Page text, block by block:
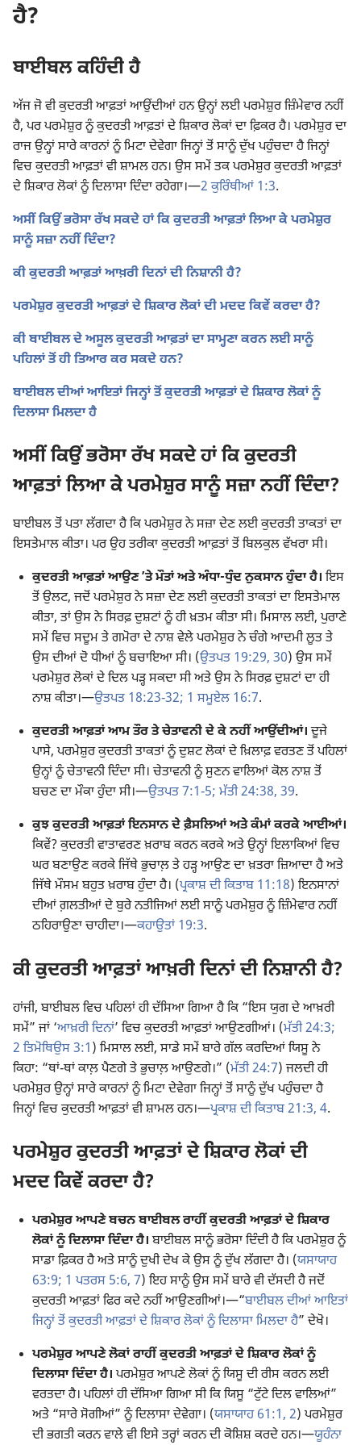
ਹੈ?
ਬਾਈਬਲ ਕਹਿੰਦੀ ਹੈ
ਅੱਜ ਜੋ ਵੀ ਕੁਦਰਤੀ ਆਫ਼ਤਾਂ ਆਉਂਦੀਆਂ ਹਨ ਉਨ੍ਹਾਂ ਲਈ ਪਰਮੇਸ਼ੁਰ ਜ਼ਿੰਮੇਵਾਰ ਨਹੀਂ
ਹੈ, ਪਰ ਪਰਮੇਸ਼ੁਰ ਨੂੰ ਕੁਦਰਤੀ ਆਫ਼ਤਾਂ ਦੇ ਸ਼ਿਕਾਰ ਲੋਕਾਂ ਦਾ ਫ਼ਿਕਰ ਹੈ। ਪਰਮੇਸ਼ੁਰ ਦਾ
ਰਾਜ ਉਨ੍ਹਾਂ ਸਾਰੇ ਕਾਰਨਾਂ ਨੂੰ ਮਿਟਾ ਦੇਵੇਗਾ ਜਿਨ੍ਹਾਂ ਤੋਂ ਸਾਨੂੰ ਦੁੱਖ ਪਹੁੰਚਦਾ ਹੈ ਜਿਨ੍ਹਾਂ
ਵਿਚ ਕੁਦਰਤੀ ਆਫ਼ਤਾਂ ਵੀ ਸ਼ਾਮਲ ਹਨ। ਉਸ ਸਮੇਂ ਤਕ ਪਰਮੇਸ਼ੁਰ ਕੁਦਰਤੀ ਆਫ਼ਤਾਂ
ਦੇ ਸ਼ਿਕਾਰ ਲੋਕਾਂ ਨੂੰ ਦਿਲਾਸਾ ਦਿੰਦਾ ਰਹੇਗਾ।—2 ਕੁਰਿੰਥੀਆਂ 1:3.
ਅਸੀਂ ਕਿਉਂ ਭਰੋਸਾ ਰੱਖ ਸਕਦੇ ਹਾਂ ਕਿ ਕੁਦਰਤੀ ਆਫ਼ਤਾਂ ਲਿਆ ਕੇ ਪਰਮੇਸ਼ੁਰ
ਸਾਨੂੰ ਸਜ਼ਾ ਨਹੀਂ ਦਿੰਦਾ?
ਕੀ ਕੁਦਰਤੀ ਆਫ਼ਤਾਂ ਆਖ਼ਰੀ ਦਿਨਾਂ ਦੀ ਨਿਸ਼ਾਨੀ ਹੈ?
ਪਰਮੇਸ਼ੁਰ ਕੁਦਰਤੀ ਆਫ਼ਤਾਂ ਦੇ ਸ਼ਿਕਾਰ ਲੋਕਾਂ ਦੀ ਮਦਦ ਕਿਵੇਂ ਕਰਦਾ ਹੈ?
ਕੀ ਬਾਈਬਲ ਦੇ ਅਸੂਲ ਕੁਦਰਤੀ ਆਫ਼ਤਾਂ ਦਾ ਸਾਮ੍ਹਣਾ ਕਰਨ ਲਈ ਸਾਨੂੰ
ਪਹਿਲਾਂ ਤੋਂ ਹੀ ਤਿਆਰ ਕਰ ਸਕਦੇ ਹਨ?
ਬਾਈਬਲ ਦੀਆਂ ਆਇਤਾਂ ਜਿਨ੍ਹਾਂ ਤੋਂ ਕੁਦਰਤੀ ਆਫ਼ਤਾਂ ਦੇ ਸ਼ਿਕਾਰ ਲੋਕਾਂ ਨੂੰ
ਦਿਲਾਸਾ ਮਿਲਦਾ ਹੈ
ਅਸੀਂ ਕਿਉਂ ਭਰੋਸਾ ਰੱਖ ਸਕਦੇ ਹਾਂ ਕਿ ਕੁਦਰਤੀ
ਆਫ਼ਤਾਂ ਲਿਆ ਕੇ ਪਰਮੇਸ਼ੁਰ ਸਾਨੂੰ ਸਜ਼ਾ ਨਹੀਂ ਦਿੰਦਾ?
ਬਾਈਬਲ ਤੋਂ ਪਤਾ ਲੱਗਦਾ ਹੈ ਕਿ ਪਰਮੇਸ਼ੁਰ ਨੇ ਸਜ਼ਾ ਦੇਣ ਲਈ ਕੁਦਰਤੀ ਤਾਕਤਾਂ ਦਾ
ਇਸਤੇਮਾਲ ਕੀਤਾ। ਪਰ ਉਹ ਤਰੀਕਾ ਕੁਦਰਤੀ ਆਫ਼ਤਾਂ ਤੋਂ ਬਿਲਕੁਲ ਵੱਖਰਾ ਸੀ।
ਕੁਦਰਤੀ ਆਫ਼ਤਾਂ ਆਉਣ ʼਤੇ ਮੌਤਾਂ ਅਤੇ ਅੰਧਾ-ਧੁੰਦ ਨੁਕਸਾਨ ਹੁੰਦਾ ਹੈ।ਇਸ
ਤੋਂ ਉਲਟ, ਜਦੋਂ ਪਰਮੇਸ਼ੁਰ ਨੇ ਸਜ਼ਾ ਦੇਣ ਲਈ ਕੁਦਰਤੀ ਤਾਕਤਾਂ ਦਾ ਇਸਤੇਮਾਲ
ਕੀਤਾ, ਤਾਂ ਉਸ ਨੇ ਸਿਰਫ਼ ਦੁਸ਼ਟਾਂ ਨੂੰ ਹੀ ਖ਼ਤਮ ਕੀਤਾ ਸੀ। ਮਿਸਾਲ ਲਈ, ਪੁਰਾਣੇ
ਸਮੇਂ ਵਿਚ ਸਦੂਮ ਤੇ ਗਮੋਰਾ ਦੇ ਨਾਸ਼ ਵੇਲੇ ਪਰਮੇਸ਼ੁਰ ਨੇ ਚੰਗੇ ਆਦਮੀ ਲੂਤ ਤੇ
ਉਸ ਦੀਆਂ ਦੋ ਧੀਆਂ ਨੂੰ ਬਚਾਇਆ ਸੀ। (ਉਤਪਤ 19:29, 30) ਉਸ ਸਮੇਂ
ਪਰਮੇਸ਼ੁਰ ਲੋਕਾਂ ਦੇ ਦਿਲ ਪੜ੍ਹ ਸਕਦਾ ਸੀ ਅਤੇ ਉਸ ਨੇ ਸਿਰਫ਼ ਦੁਸ਼ਟਾਂ ਦਾ ਹੀ
ਨਾਸ਼ ਕੀਤਾ।—ਉਤਪਤ 18:23-32; 1 ਸਮੂਏਲ 16:7.
ਕੁਦਰਤੀ ਆਫ਼ਤਾਂ ਆਮ ਤੌਰ ਤੇ ਚੇਤਾਵਨੀ ਦੇ ਕੇ ਨਹੀਂ ਆਉਂਦੀਆਂ।ਦੂਜੇ
ਪਾਸੇ, ਪਰਮੇਸ਼ੁਰ ਕੁਦਰਤੀ ਤਾਕਤਾਂ ਨੂੰ ਦੁਸ਼ਟ ਲੋਕਾਂ ਦੇ ਖ਼ਿਲਾਫ਼ ਵਰਤਣ ਤੋਂ ਪਹਿਲਾਂ
ਉਨ੍ਹਾਂ ਨੂੰ ਚੇਤਾਵਨੀ ਦਿੰਦਾ ਸੀ। ਚੇਤਾਵਨੀ ਨੂੰ ਸੁਣਨ ਵਾਲਿਆਂ ਕੋਲ ਨਾਸ਼ ਤੋਂ
ਬਚਣ ਦਾ ਮੌਕਾ ਹੁੰਦਾ ਸੀ।—ਉਤਪਤ 7:1-5; ਮੱਤੀ 24:38, 39.
ਕੁਝ ਕੁਦਰਤੀ ਆਫ਼ਤਾਂ ਇਨਸਾਨ ਦੇ ਫ਼ੈਸਲਿਆਂ ਅਤੇ ਕੰਮਾਂ ਕਰਕੇ ਆਈਆਂ।
ਕਿਵੇਂ? ਕੁਦਰਤੀ ਵਾਤਾਵਰਣ ਖ਼ਰਾਬ ਕਰਨ ਕਰਕੇ ਅਤੇ ਉਨ੍ਹਾਂ ਇਲਾਕਿਆਂ ਵਿਚ
ਘਰ ਬਣਾਉਣ ਕਰਕੇ ਜਿੱਥੇ ਭੁਚਾਲ਼ ਤੇ ਹੜ੍ਹ ਆਉਣ ਦਾ ਖ਼ਤਰਾ ਜ਼ਿਆਦਾ ਹੈ ਅਤੇ
ਜਿੱਥੇ ਮੌਸਮ ਬਹੁਤ ਖ਼ਰਾਬ ਹੁੰਦਾ ਹੈ। (ਪ੍ਰਕਾਸ਼ ਦੀ ਕਿਤਾਬ 11:18) ਇਨਸਾਨਾਂ
ਦੀਆਂ ਗ਼ਲਤੀਆਂ ਦੇ ਬੁਰੇ ਨਤੀਜਿਆਂ ਲਈ ਸਾਨੂੰ ਪਰਮੇਸ਼ੁਰ ਨੂੰ ਜ਼ਿੰਮੇਵਾਰ ਨਹੀਂ
ਠਹਿਰਾਉਣਾ ਚਾਹੀਦਾ।—ਕਹਾਉਤਾਂ 19:3.
ਕੀ ਕੁਦਰਤੀ ਆਫ਼ਤਾਂ ਆਖ਼ਰੀ ਦਿਨਾਂ ਦੀ ਨਿਸ਼ਾਨੀ ਹੈ?
ਹਾਂਜੀ, ਬਾਈਬਲ ਵਿਚ ਪਹਿਲਾਂ ਹੀ ਦੱਸਿਆ ਗਿਆ ਹੈ ਕਿ “ਇਸ ਯੁਗ ਦੇ ਆਖ਼ਰੀ
ਸਮੇਂ” ਜਾਂ ‘ਆਖ਼ਰੀ ਦਿਨਾਂ’ ਵਿਚ ਕੁਦਰਤੀ ਆਫ਼ਤਾਂ ਆਉਣਗੀਆਂ। (ਮੱਤੀ 24:3;
2 ਤਿਮੋਥਿਉਸ 3:1) ਮਿਸਾਲ ਲਈ, ਸਾਡੇ ਸਮੇਂ ਬਾਰੇ ਗੱਲ ਕਰਦਿਆਂ ਯਿਸੂ ਨੇ
ਕਿਹਾ: “ਥਾਂ-ਥਾਂ ਕਾਲ਼ ਪੈਣਗੇ ਤੇ ਭੁਚਾਲ਼ ਆਉਣਗੇ।” (ਮੱਤੀ 24:7) ਜਲਦੀ ਹੀ
ਪਰਮੇਸ਼ੁਰ ਉਨ੍ਹਾਂ ਸਾਰੇ ਕਾਰਨਾਂ ਨੂੰ ਮਿਟਾ ਦੇਵੇਗਾ ਜਿਨ੍ਹਾਂ ਤੋਂ ਸਾਨੂੰ ਦੁੱਖ ਪਹੁੰਚਦਾ ਹੈ
ਜਿਨ੍ਹਾਂ ਵਿਚ ਕੁਦਰਤੀ ਆਫ਼ਤਾਂ ਵੀ ਸ਼ਾਮਲ ਹਨ।—ਪ੍ਰਕਾਸ਼ ਦੀ ਕਿਤਾਬ 21:3, 4.
ਪਰਮੇਸ਼ੁਰ ਕੁਦਰਤੀ ਆਫ਼ਤਾਂ ਦੇ ਸ਼ਿਕਾਰ ਲੋਕਾਂ ਦੀ
ਮਦਦ ਕਿਵੇਂ ਕਰਦਾ ਹੈ?
ਪਰਮੇਸ਼ੁਰ ਆਪਣੇ ਬਚਨ ਬਾਈਬਲ ਰਾਹੀਂ ਕੁਦਰਤੀ ਆਫ਼ਤਾਂ ਦੇ ਸ਼ਿਕਾਰ
ਲੋਕਾਂ ਨੂੰ ਦਿਲਾਸਾ ਦਿੰਦਾ ਹੈ।ਬਾਈਬਲ ਸਾਨੂੰ ਭਰੋਸਾ ਦਿੰਦੀ ਹੈ ਕਿ ਪਰਮੇਸ਼ੁਰ ਨੂੰ
ਸਾਡਾ ਫ਼ਿਕਰ ਹੈ ਅਤੇ ਸਾਨੂੰ ਦੁਖੀ ਦੇਖ ਕੇ ਉਸ ਨੂੰ ਦੁੱਖ ਲੱਗਦਾ ਹੈ। (ਯਸਾਯਾਹ
63:9; 1 ਪਤਰਸ 5:6, 7) ਇਹ ਸਾਨੂੰ ਉਸ ਸਮੇਂ ਬਾਰੇ ਵੀ ਦੱਸਦੀ ਹੈ ਜਦੋਂ
ਕੁਦਰਤੀ ਆਫ਼ਤਾਂ ਫਿਰ ਕਦੇ ਨਹੀਂ ਆਉਣਗੀਆਂ।—“ਬਾਈਬਲ ਦੀਆਂ ਆਇਤਾਂ
ਜਿਨ੍ਹਾਂ ਤੋਂ ਕੁਦਰਤੀ ਆਫ਼ਤਾਂ ਦੇ ਸ਼ਿਕਾਰ ਲੋਕਾਂ ਨੂੰ ਦਿਲਾਸਾ ਮਿਲਦਾ ਹੈ” ਦੇਖੋ।
ਪਰਮੇਸ਼ੁਰ ਆਪਣੇ ਲੋਕਾਂ ਰਾਹੀਂ ਕੁਦਰਤੀ ਆਫ਼ਤਾਂ ਦੇ ਸ਼ਿਕਾਰ ਲੋਕਾਂ ਨੂੰ
ਦਿਲਾਸਾ ਦਿੰਦਾ ਹੈ।ਪਰਮੇਸ਼ੁਰ ਆਪਣੇ ਲੋਕਾਂ ਨੂੰ ਯਿਸੂ ਦੀ ਰੀਸ ਕਰਨ ਲਈ
ਵਰਤਦਾ ਹੈ। ਪਹਿਲਾਂ ਹੀ ਦੱਸਿਆ ਗਿਆ ਸੀ ਕਿ ਯਿਸੂ “ਟੁੱਟੇ ਦਿਲ ਵਾਲਿਆਂ”
ਅਤੇ “ਸਾਰੇ ਸੋਗੀਆਂ” ਨੂੰ ਦਿਲਾਸਾ ਦੇਵੇਗਾ। (ਯਸਾਯਾਹ 61:1, 2) ਪਰਮੇਸ਼ੁਰ
ਦੀ ਭਗਤੀ ਕਰਨ ਵਾਲੇ ਵੀ ਇਸੇ ਤਰ੍ਹਾਂ ਕਰਨ ਦੀ ਕੋਸ਼ਿਸ਼ ਕਰਦੇ ਹਨ।—ਯੂਹੰਨਾ